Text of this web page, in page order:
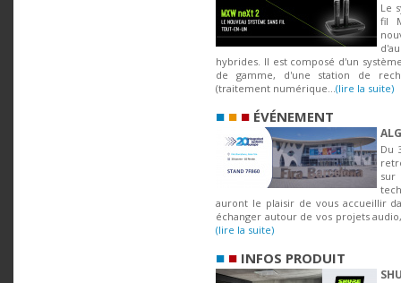
Le
fil
hybrides. Il est composé d'un
de gamme, d'une station de
(traitement numérique...(lire la suite)
■ ■ ■ ÉVÉNEMENT
Du
sur
auront le plaisir de vous accueillir
échanger autour de vos projets
(lire la suite)
■ ■ INFOS PRODUIT